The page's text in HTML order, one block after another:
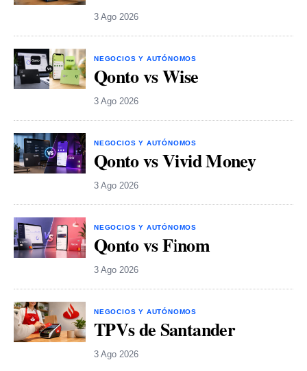
3 Ago 2026
NEGOCIOS Y AUTÓNOMOS
Qonto vs Wise
3 Ago 2026
NEGOCIOS Y AUTÓNOMOS
Qonto vs Vivid Money
3 Ago 2026
NEGOCIOS Y AUTÓNOMOS
Qonto vs Finom
3 Ago 2026
NEGOCIOS Y AUTÓNOMOS
TPVs de Santander
3 Ago 2026